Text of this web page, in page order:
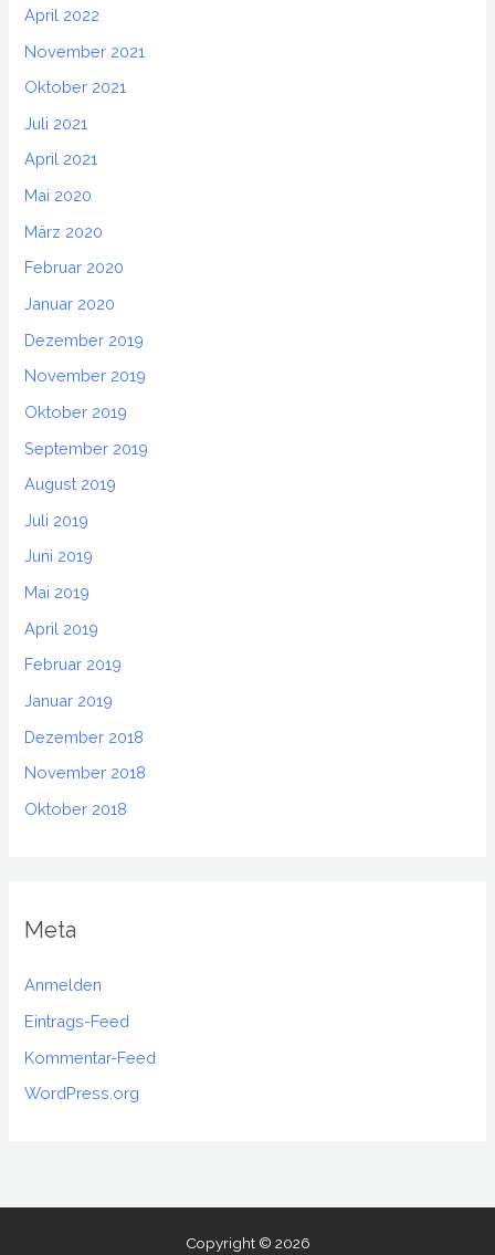
April 2022
November 2021
Oktober 2021
Juli 2021
April 2021
Mai 2020
März 2020
Februar 2020
Januar 2020
Dezember 2019
November 2019
Oktober 2019
September 2019
August 2019
Juli 2019
Juni 2019
Mai 2019
April 2019
Februar 2019
Januar 2019
Dezember 2018
November 2018
Oktober 2018
Meta
Anmelden
Eintrags-Feed
Kommentar-Feed
WordPress.org
Copyright © 2026